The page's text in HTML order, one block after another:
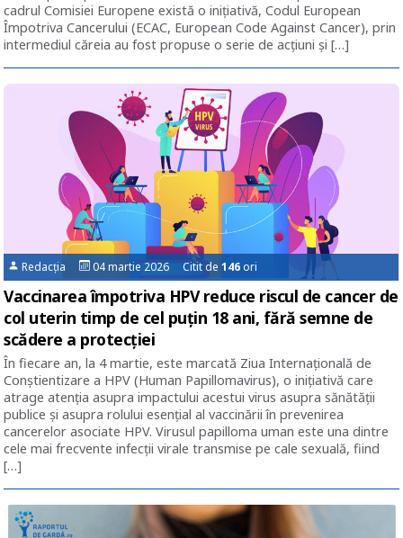
cadrul Comisiei Europene există o iniţiativă, Codul European
Împotriva Cancerului (ECAC, European Code Against Cancer), prin
intermediul căreia au fost propuse o serie de acțiuni și […]
Redacția 04 martie 2026 Citit de 146ori
Vaccinarea împotriva HPV reduce riscul de cancer de
col uterin timp de cel puțin 18 ani, fără semne de
scădere a protecției
În fiecare an, la 4 martie, este marcată Ziua Internațională de
Conștientizare a HPV (Human Papillomavirus), o inițiativă care
atrage atenția asupra impactului acestui virus asupra sănătății
publice și asupra rolului esențial al vaccinării în prevenirea
cancerelor asociate HPV. Virusul papilloma uman este una dintre
cele mai frecvente infecții virale transmise pe cale sexuală, fiind
[…]